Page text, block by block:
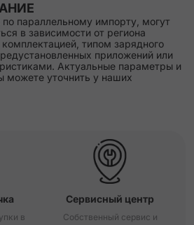
параллельному импорту, могут
в зависимости от региона
типом зарядного
приложений или
Актуальные параметры и
можете уточнить у наших
в
Сервисный центр
Собственный сервис и